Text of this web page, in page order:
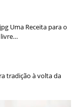
Uma Receita para o
livre…
tradição à volta da